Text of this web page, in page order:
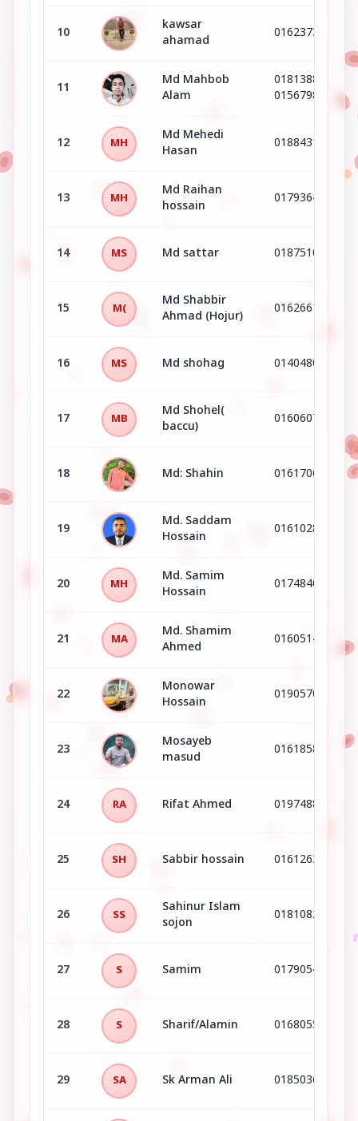
10
kawsar
ahamad
01623735816
11
Md Mahbob
Alam
01813880373 &
01567984811
12 MH
Md Mehedi
Hasan
01884315745
13 MH
Md Raihan
hossain
01793649661
14 MS Md sattar 01875107752
15 M(
Md Shabbir
Ahmad (Hojur)
01626615645
16 MS Md shohag 01404805253
17 MB
Md Shohel(
baccu)
01606071030
18 Md: Shahin 01617067768
19
Md. Saddam
Hossain
01610283487
20 MH
Md. Samim
Hossain
01748409247
21 MA
Md. Shamim
Ahmed
01605147579
22
Monowar
Hossain
01905706928
23
Mosayeb
masud
01618581228
24 RA Rifat Ahmed 01974884788
25 SH Sabbir hossain 01612630720
26 SS
Sahinur Islam
sojon
01810824888
27 S Samim 01790545023
28 S Sharif/Alamin 01680555815
29 SA Sk Arman Ali 01850364956